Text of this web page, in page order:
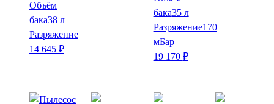
Объём
бака38 л
Разряжение
14 645 ₽
бака35 л
Разряжение170
мБар
19 170 ₽